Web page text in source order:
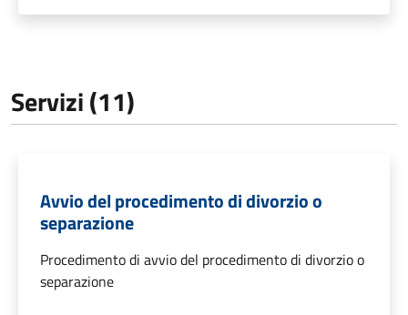
Servizi (11)
Avvio del procedimento di divorzio o
separazione
Procedimento di avvio del procedimento di divorzio o
separazione